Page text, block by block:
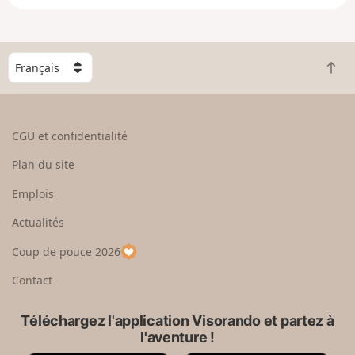
g
n
C
h
o
e
u
p
a
R
e
CGU et confidentialité
Plan du site
Emplois
Actualités
Coup de pouce 2026
Contact
Téléchargez l'application Visorando et partez à
l'aventure !